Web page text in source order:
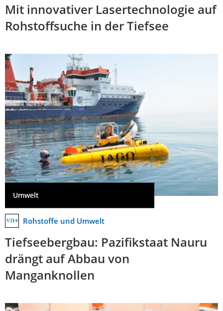
Mit innovativer Lasertechnologie auf
Rohstoffsuche in der Tiefsee
Umwelt
Rohstoffe und Umwelt
Tiefseebergbau: Pazifikstaat Nauru
drängt auf Abbau von
Manganknollen